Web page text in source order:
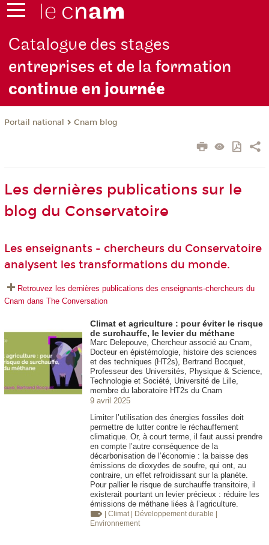
Catalogue des stages
entreprises et de la formation
continue en journée
Portail national Cnam blog
Les dernières publications sur le
blog du Conservatoire
Les enseignants - chercheurs du Conservatoire
analysent les transformations du monde.
Retrouvez les dernières publications des enseignants-chercheurs du
Cnam dans The Conversation
Climat et agriculture : pour éviter le risque
de surchauffe, le levier du méthane
Marc Delepouve, Chercheur associé au Cnam,
Docteur en épistémologie, histoire des sciences
et des techniques (HT2s), Bertrand Bocquet,
Professeur des Universités, Physique & Science,
Technologie et Société, Université de Lille,
membre du laboratoire HT2s du Cnam
9 avril 2025
Limiter l’utilisation des énergies fossiles doit
permettre de lutter contre le réchauffement
climatique. Or, à court terme, il faut aussi prendre
en compte l’autre conséquence de la
décarbonisation de l’économie : la baisse des
émissions de dioxydes de soufre, qui ont, au
contraire, un effet refroidissant sur la planète.
Pour pallier le risque de surchauffe transitoire, il
existerait pourtant un levier précieux : réduire les
émissions de méthane liées à l’agriculture.
| Climat | Développement durable
Environnement